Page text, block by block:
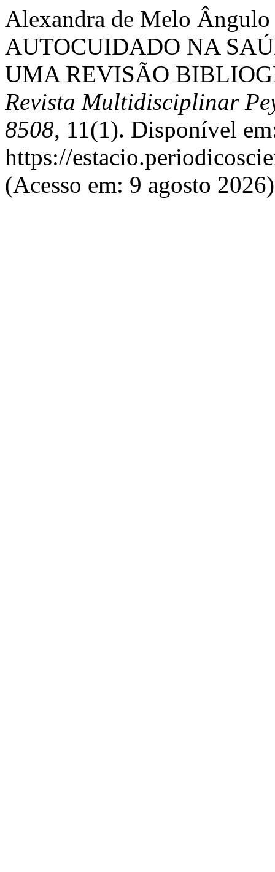
Alexandra de Melo
AUTOCUIDADO NA
UMA REVISÃO
Revista Multidisciplinar
8508, 11(1). Disponível
https://
(Acesso em: 9 agosto